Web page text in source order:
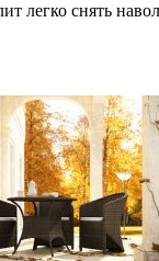
легко снять